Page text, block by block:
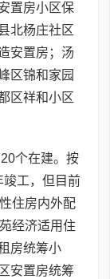
置房小区保
北杨庄社区
安置房；汤
区锦和家园
区祥和小区
个在建。按
竣工，但目前
住房内外配
经济适用住
房统筹小
安置房统筹